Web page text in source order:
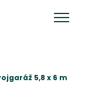
5,8 x 6 m